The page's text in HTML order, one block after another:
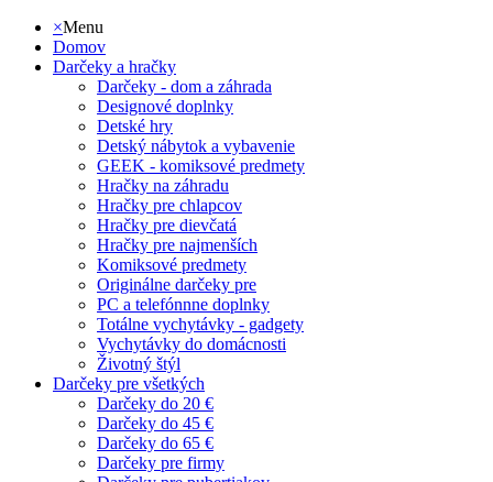
×Menu
Domov
Darčeky a hračky
Darčeky - dom a záhrada
Designové doplnky
Detské hry
Detský nábytok a vybavenie
GEEK - komiksové predmety
Hračky na záhradu
Hračky pre chlapcov
Hračky pre dievčatá
Hračky pre najmenších
Komiksové predmety
Originálne darčeky pre
PC a telefónnne doplnky
Totálne vychytávky - gadgety
Vychytávky do domácnosti
Životný štýl
Darčeky pre všetkých
Darčeky do 20 €
Darčeky do 45 €
Darčeky do 65 €
Darčeky pre firmy